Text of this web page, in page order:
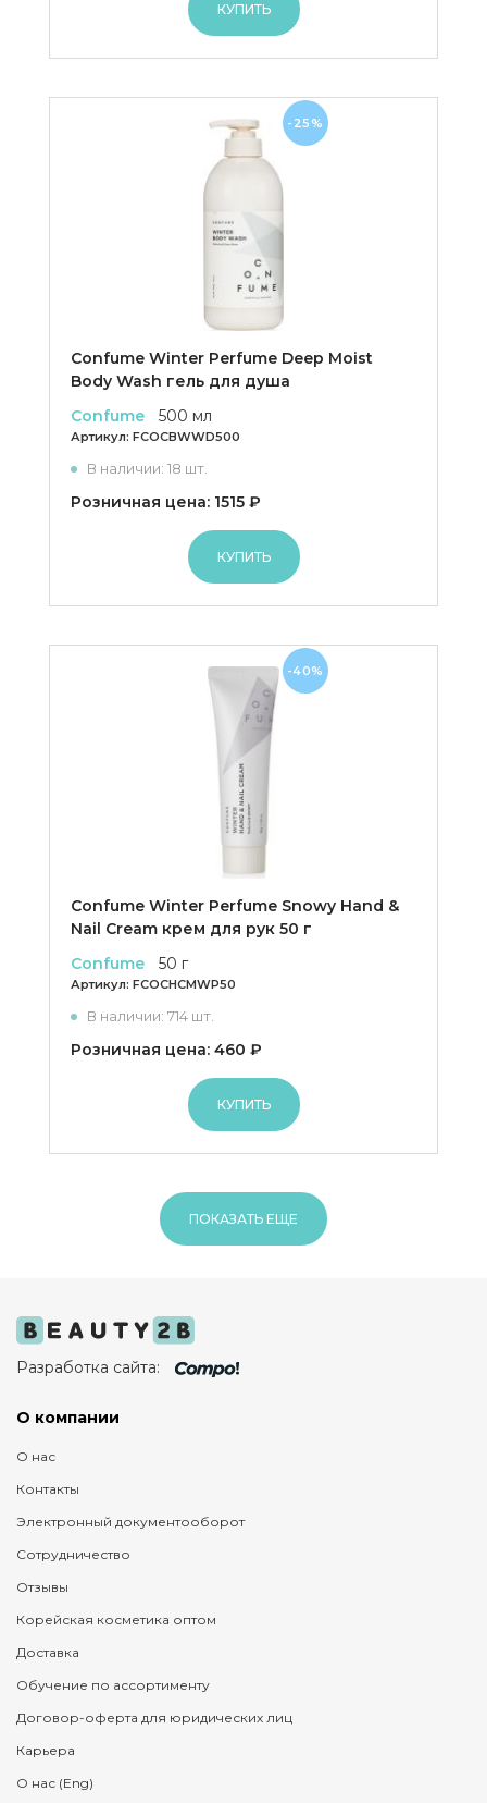
КУПИТЬ
Confume Winter Perfume Deep Moist
Body Wash гель для душа
Confume
500 мл
Артикул: FCOCBWWD500
В наличии: 18 шт.
Розничная цена: 1515 ₽
КУПИТЬ
-25%
Confume Winter Perfume Snowy Hand &
Nail Cream крем для рук 50 г
Confume
50 г
Артикул: FCOCHCMWP50
В наличии: 714 шт.
Розничная цена: 460 ₽
КУПИТЬ
-40%
ПОКАЗАТЬ ЕЩЕ
Разработка сайта:
О компании
О нас
Контакты
Электронный документооборот
Сотрудничество
Отзывы
Корейская косметика оптом
Доставка
Обучение по ассортименту
Договор-оферта для юридических лиц
Карьера
О нас (Eng)